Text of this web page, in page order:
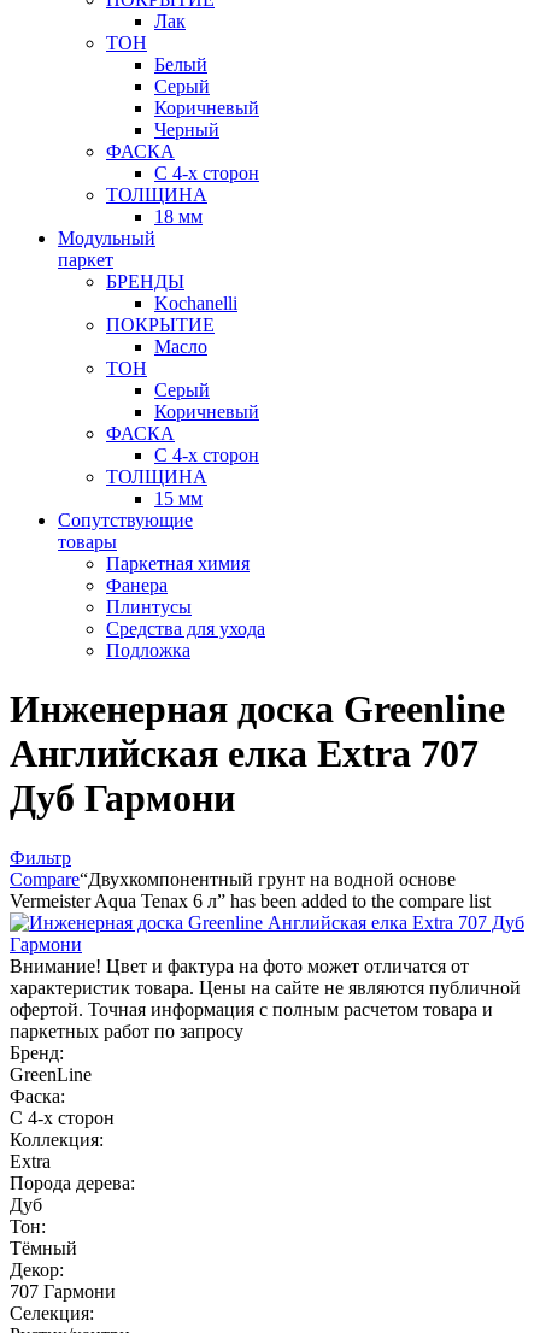
Лак
ТОН
Белый
Серый
Коричневый
Черный
ФАСКА
С 4-х сторон
ТОЛЩИНА
18 мм
Модульный
паркет
БРЕНДЫ
Kochanelli
ПОКРЫТИЕ
Масло
ТОН
Серый
Коричневый
ФАСКА
С 4-х сторон
ТОЛЩИНА
15 мм
Сопутствующие
товары
Паркетная химия
Фанера
Плинтусы
Средства для ухода
Подложка
Инженерная доска Greenline
Английская елка Extra 707
Дуб Гармони
Фильтр
Compare“Двухкомпонентный грунт на водной основе
Vermeister Aqua Tenax 6 л” has been added to the compare list
Внимание! Цвет и фактура на фото может отличатся от
характеристик товара. Цены на сайте не являются публичной
офертой. Точная информация с полным расчетом товара и
паркетных работ по запросу
Бренд:
GreenLine
Фаска:
С 4-х сторон
Коллекция:
Extra
Порода дерева:
Дуб
Тон:
Тёмный
Декор:
707 Гармони
Селекция: